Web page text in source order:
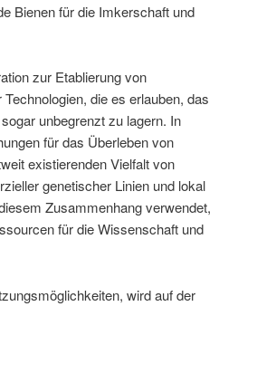
Bienen für die Imkerschaft und
zur Etablierung von
die es erlauben, das
unbegrenzt zu lagern. In
für das Überleben von
existierenden Vielfalt von
genetischer Linien und lokal
Zusammenhang verwendet,
für die Wissenschaft und
wird auf der